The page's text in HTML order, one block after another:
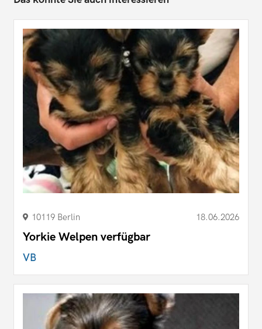
10119 Berlin 18.06.2026
Yorkie Welpen verfügbar
VB